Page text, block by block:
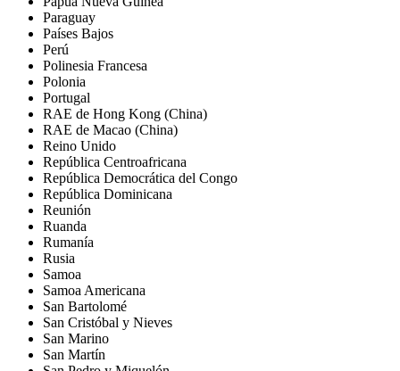
Paraguay
Países Bajos
Perú
Polinesia Francesa
Polonia
Portugal
RAE de Hong Kong (China)
RAE de Macao (China)
Reino Unido
República Centroafricana
República Democrática del Congo
República Dominicana
Reunión
Ruanda
Rumanía
Rusia
Samoa
Samoa Americana
San Bartolomé
San Cristóbal y Nieves
San Marino
San Martín